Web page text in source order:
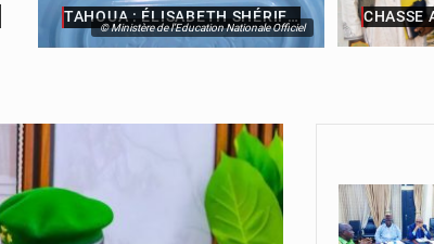
TAHOUA : ÉLISABETH SHÉRIF INSPECTE LE COLLÈGE SCIENTIFIQUE
© Ministère de l’Education Nationale Officiel